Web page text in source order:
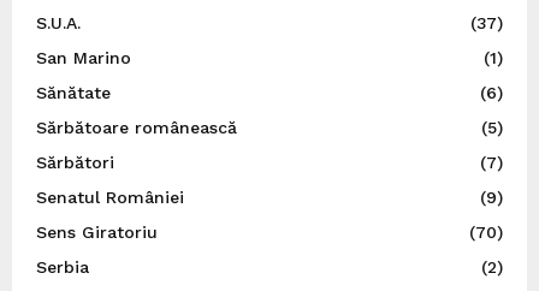
S.U.A.
(37)
San Marino
(1)
Sănătate
(6)
Sărbătoare românească
(5)
Sărbători
(7)
Senatul României
(9)
Sens Giratoriu
(70)
Serbia
(2)